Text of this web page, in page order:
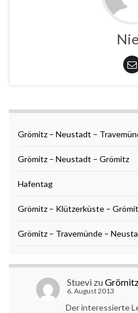
Grömitz – Neustadt –
Grömitz – Neustadt – Grömitz
Hafentag
Grömitz – Klützerküste –
Grömitz – Travemünde –
Stuevi zu
6. August 2013
Der interessierte